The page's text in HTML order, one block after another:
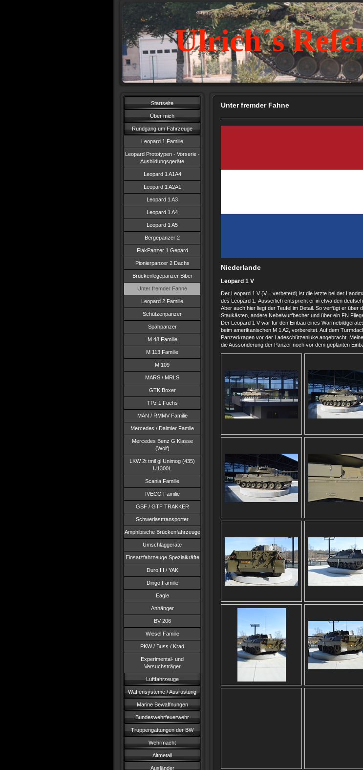
Ulrich´s
Startseite
Über mich
Rundgang um Fahrzeuge
Leopard 1 Familie
Leopard Prototypen - Vorserie -
Ausbildungsgeräte
Leopard 1 A1A4
Leopard 1 A2A1
Leopard 1 A3
Leopard 1 A4
Leopard 1 A5
Bergepanzer 2
FlakPanzer 1 Gepard
Pionierpanzer 2 Dachs
Brückenlegepanzer Biber
Unter fremder Fahne
Leopard 2 Familie
Schützenpanzer
Spähpanzer
M 48 Familie
M 113 Familie
M 109
MARS / MRLS
GTK Boxer
TPz 1 Fuchs
MAN / RMMV Familie
Mercedes / Daimler Famile
Mercedes Benz G Klasse
(Wolf)
LKW 2t tmil gl Unimog (435)
U1300L
Scania Familie
IVECO Familie
GSF / GTF TRAKKER
Schwerlasttransporter
Amphibische Brückenfahrzeuge
Umschlaggeräte
Einsatzfahrzeuge Spezialkräfte
Duro III / YAK
Dingo Familie
Eagle
Anhänger
BV 206
Wiesel Familie
PKW / Buss / Krad
Experimental- und
Versuchsträger
Luftfahrzeuge
Waffensysteme / Ausrüstung
Marine Bewaffnungen
Bundeswehrfeuerwehr
Truppengattungen der BW
Wehrmacht
Altmetall
Ausländer
Unter fremder Fahne
Niederlande
Leopard 1 V
Der Leopard 1 V (V = verbeterd) ist die letzte bei der
des Leopard 1. Äusserlich entspricht er in etwa den
Aber auch hier liegt der Teufel im Detail. So verfügt er über
Staukästen, andere Nebelwurfbecher und über ein FN
Der Leopard 1 V war für den Einbau eines
beim amerikanischen M 1 A2, vorbereitet. Auf dem
Panzerkragen vor der Ladeschützenluke angebracht.
die Aussonderung der Panzer noch vor dem geplanten